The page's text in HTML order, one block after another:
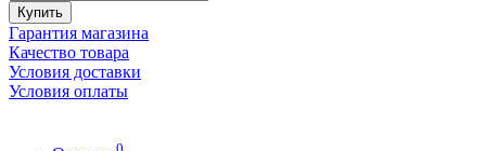
Купить
Гарантия магазина
Качество товара
Условия доставки
Условия оплаты